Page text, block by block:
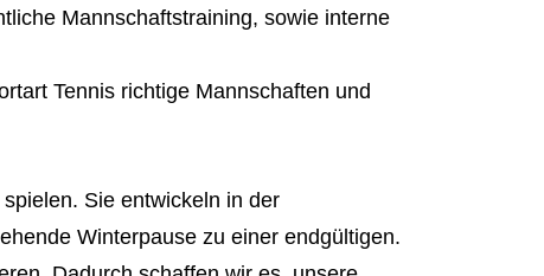
Mannschaftstraining, sowie interne
Tennis richtige Mannschaften und
Sie entwickeln in der
Winterpause zu einer endgültigen.